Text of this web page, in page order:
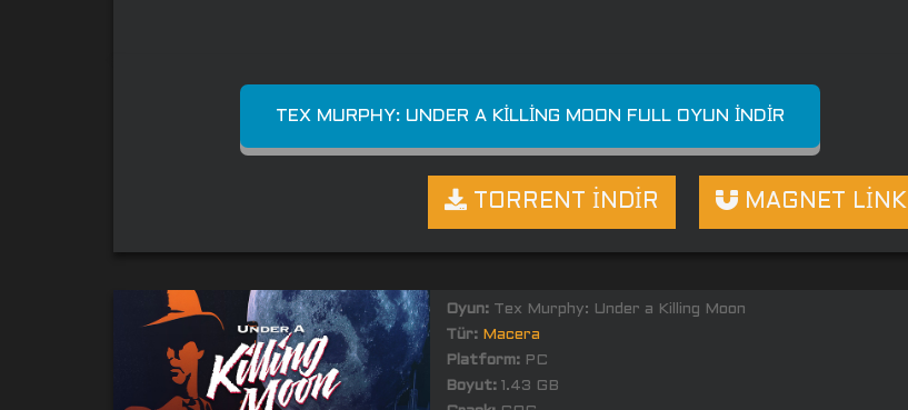
TEX MURPHY: UNDER A KILLING MOON FULL OYUN İNDIR
MAGNET LİNK
TORRENT İNDİR
Oyun:Tex Murphy: Under a Killing Moon
Tür: Macera
Platform:PC
Boyut:1.43 GB